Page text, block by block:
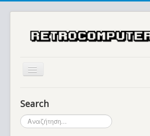
Μουσείο
Search
Αναζήτηση...